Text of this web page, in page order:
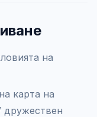
на
карта на
дружествен